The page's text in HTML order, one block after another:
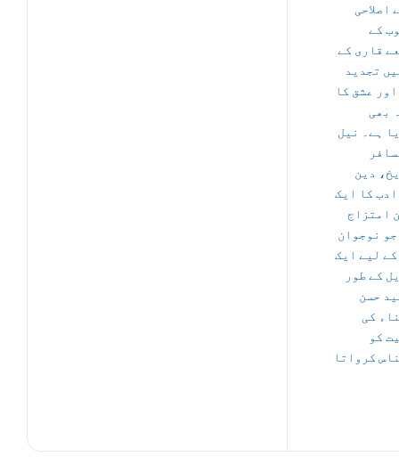
اصلاحی
کے
قاری کے
تجدید
عشق کا
بھی
ہے۔ نیل
دین
کا ایک
امتزاج
نوجوان
لیے ایک
کے طور
حسن
کی
کو
کرواتا